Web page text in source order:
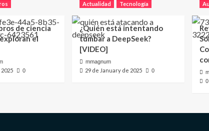
de ciencia
el
0
Actualidad Tecnología
¿Quién está intentando
tumbar a DeepSeek?
[VIDEO]
mmagnum
29 de January de 2025 0
0